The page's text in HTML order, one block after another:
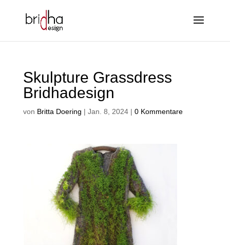
Skulpture Grassdress
Bridhadesign
von Britta Doering | Jan. 8, 2024| 0 Kommentare